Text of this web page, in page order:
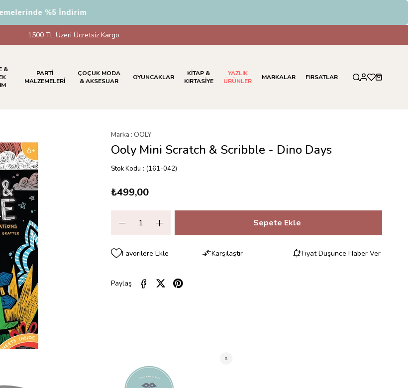
%5 İndirim
1500 TL Üzeri Ücretsiz Kargo
&
PARTİ
MALZEMELERİ
ÇOÇUK MODA
& AKSESUAR
OYUNCAKLAR
KİTAP &
KIRTASİYE
YAZLIK
ÜRÜNLER
MARKALAR FIRSATLAR
Marka : OOLY
Ooly Mini Scratch & Scribble - Dino Days
Stok Kodu (161-042)
₺499,00
Favorilere Ekle Karşılaştır Fiyat Düşünce Haber Ver
Paylaş